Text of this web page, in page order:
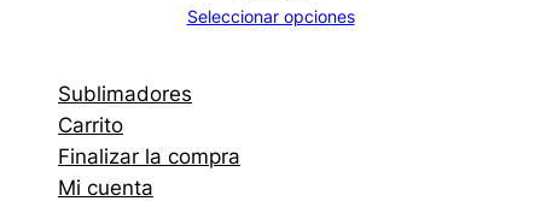
Seleccionar opciones
Sublimadores
Carrito
Finalizar la compra
Mi cuenta